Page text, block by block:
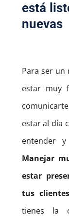
está
nuevas
Para ser un
estar muy
estar al día
entender
Manejar
estar
tus
tienes la